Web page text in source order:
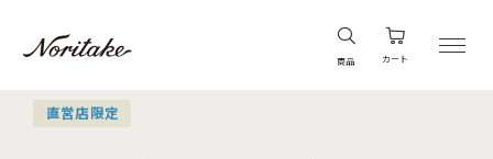
商品 カート
直営店限定